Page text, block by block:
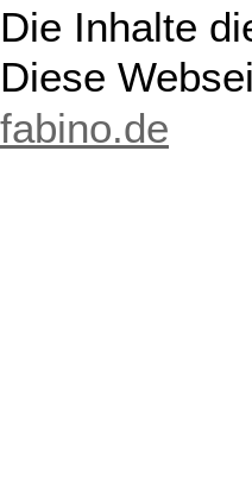
Die Inhalte
Diese
fabino.de